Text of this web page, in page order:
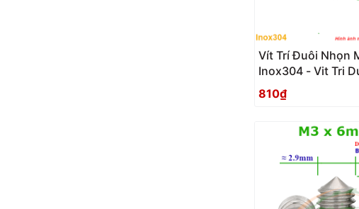
Vít Trí Đuôi Nhọn
Inox304 - Vit Tri
810₫